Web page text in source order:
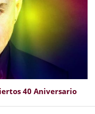
40 Aniversario